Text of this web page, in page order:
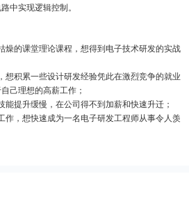
中实现逻辑控制。
燥的课堂理论课程，想得到电子技术研发的实战
想积累一些设计研发经验凭此在激烈竞争的就业
己理想的高薪工作；
能提升缓慢，在公司得不到加薪和快速升迁；
作，想快速成为一名电子研发工程师从事令人羡